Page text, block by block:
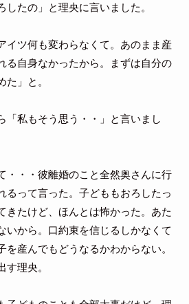
したの」と理央に言いました。
イツ何も変わらなくて。あのまま産
る自身なかったから。まずは自分の
た」と。
「私もそう思う・・」と言いまし
・・・彼離婚のこと全然奥さんに行
るって言った。子どももおろしたっ
きたけど、ほんとは怖かった。あた
いから。口約束を信じるしかなくて
を産んでもどうなるかわからない。
理央。